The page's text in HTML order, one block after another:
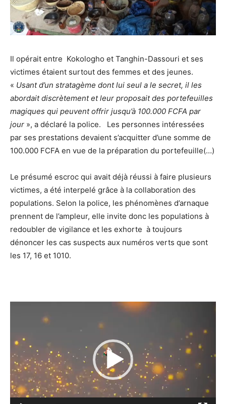
Il opérait entre Kokologho et Tanghin-Dassouri et ses
victimes étaient surtout des femmes et des jeunes.
« Usant d’un stratagème dont lui seul a le secret, il les
abordait discrètement et leur proposait des portefeuilles
magiques qui peuvent offrir jusqu’à 100.000 FCFA par
jour », a déclaré la police. Les personnes intéressées
par ses prestations devaient s’acquitter d’une somme de
100.000 FCFA en vue de la préparation du portefeuille(…)
Le présumé escroc qui avait déjà réussi à faire plusieurs
victimes, a été interpelé grâce à la collaboration des
populations. Selon la police, les phénomènes d’arnaque
prennent de l’ampleur, elle invite donc les populations à
redoubler de vigilance et les exhorte à toujours
dénoncer les cas suspects aux numéros verts que sont
les 17, 16 et 1010.
Lecteur